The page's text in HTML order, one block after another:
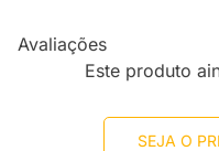
Avaliações
Este produto
SEJA O